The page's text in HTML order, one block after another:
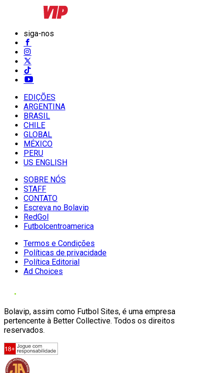
siga-nos
EDIÇÕES
ARGENTINA
BRASIL
CHILE
GLOBAL
MÉXICO
PERU
US ENGLISH
SOBRE NÓS
STAFF
CONTATO
Escreva no Bolavip
RedGol
Futbolcentroamerica
Termos e Condições
Políticas de privacidade
Política Editorial
Ad Choices
Bolavip, assim como Futbol Sites, é uma empresa
pertencente à Better Collective. Todos os direitos
reservados.